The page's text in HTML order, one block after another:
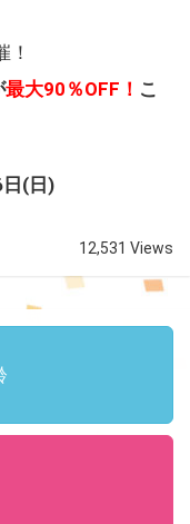
！
最大90％OFF！ こ
(日)
12,531 Views